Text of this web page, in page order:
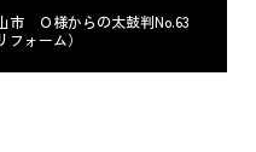
市 Ｏ様からの太鼓判No.63
フォーム）